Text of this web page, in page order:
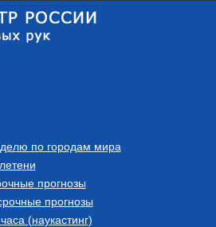
по городам мира
прогнозы
прогнозы
(наукастинг)